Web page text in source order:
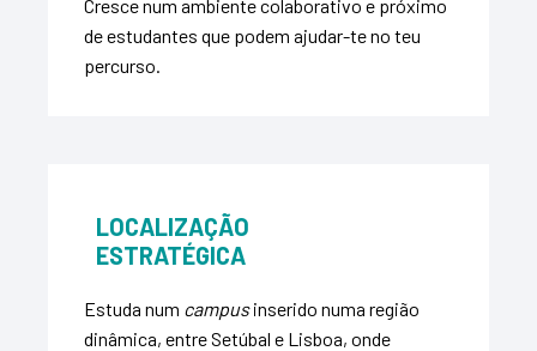
Cresce num ambiente colaborativo e próximo
de estudantes que podem ajudar-te no teu
percurso.
LOCALIZAÇÃO
ESTRATÉGICA
Estuda num campusinserido numa região
dinâmica, entre Setúbal e Lisboa, onde